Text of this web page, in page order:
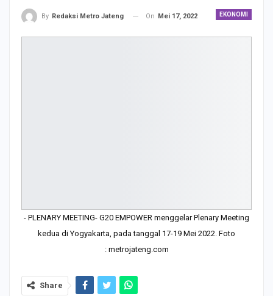
EKONOMI
By Redaksi Metro Jateng On Mei 17, 2022
- PLENARY MEETING- G20 EMPOWER menggelar Plenary Meeting
kedua di Yogyakarta, pada tanggal 17-19 Mei 2022. Foto
: metrojateng.com
Share